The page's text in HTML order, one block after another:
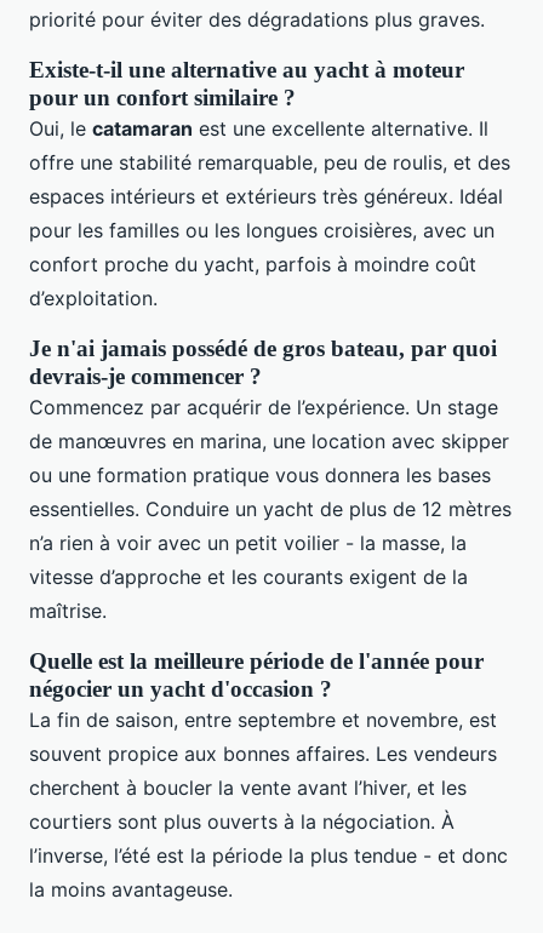
priorité pour éviter des dégradations plus graves.
Existe-t-il une alternative au yacht à moteur
pour un confort similaire ?
Oui, le catamaran est une excellente alternative. Il
offre une stabilité remarquable, peu de roulis, et des
espaces intérieurs et extérieurs très généreux. Idéal
pour les familles ou les longues croisières, avec un
confort proche du yacht, parfois à moindre coût
d’exploitation.
Je n'ai jamais possédé de gros bateau, par quoi
devrais-je commencer ?
Commencez par acquérir de l’expérience. Un stage
de manœuvres en marina, une location avec skipper
ou une formation pratique vous donnera les bases
essentielles. Conduire un yacht de plus de 12 mètres
n’a rien à voir avec un petit voilier - la masse, la
vitesse d’approche et les courants exigent de la
maîtrise.
Quelle est la meilleure période de l'année pour
négocier un yacht d'occasion ?
La fin de saison, entre septembre et novembre, est
souvent propice aux bonnes affaires. Les vendeurs
cherchent à boucler la vente avant l’hiver, et les
courtiers sont plus ouverts à la négociation. À
l’inverse, l’été est la période la plus tendue - et donc
la moins avantageuse.